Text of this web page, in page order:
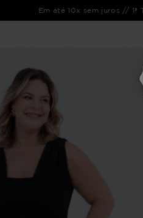
Em até 10x sem juros // 1ª